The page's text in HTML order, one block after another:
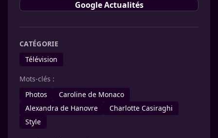
Google Actualités
CATÉGORIE
Télévision
Mots-clés :
Photos
Caroline de Monaco
Alexandra de Hanovre
Charlotte Casiraghi
Style